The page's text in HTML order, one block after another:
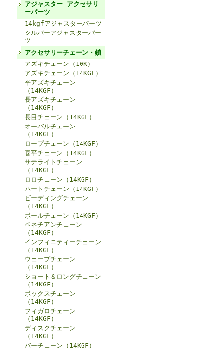
アジャスター アクセサリ
ーパーツ
14kgfアジャスターパーツ
シルバーアジャスターパー
ツ
アクセサリーチェーン・鎖
アズキチェーン（10K）
アズキチェーン（14KGF）
平アズキチェーン
（14KGF）
長アズキチェーン
（14KGF）
長目チェーン（14KGF）
オーバルチェーン
（14KGF）
ロープチェーン（14KGF）
喜平チェーン（14KGF）
サテライトチェーン
（14KGF）
ロロチェーン（14KGF）
ハートチェーン（14KGF）
ビーディングチェーン
（14KGF）
ボールチェーン（14KGF）
ベネチアンチェーン
（14KGF）
インフィニティーチェーン
（14KGF）
ウェーブチェーン
（14KGF）
ショート＆ロングチェーン
（14KGF）
ボックスチェーン
（14KGF）
フィガロチェーン
（14KGF）
ディスクチェーン
（14KGF）
バーチェーン（14KGF）